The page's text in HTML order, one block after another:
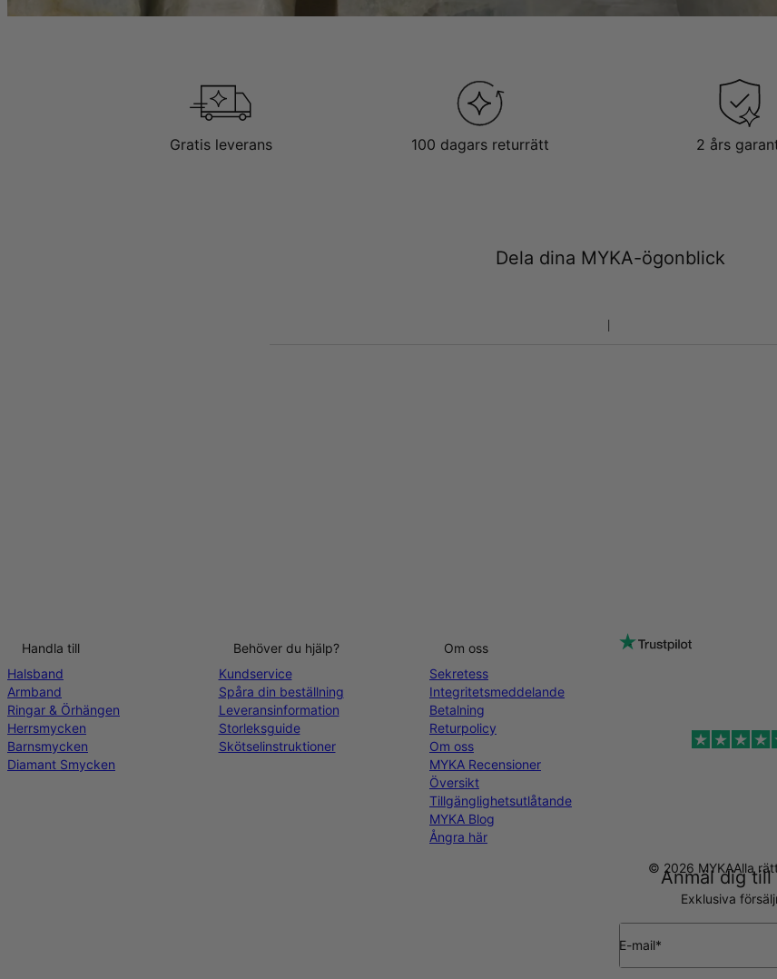
Gratis leverans 100 dagars returrätt 2 års
Dela dina MYKA-ögonblick
Anmäl dig
Exklusiva
E-mail*
Handla till
Halsband
Armband
Ringar & Örhängen
Herrsmycken
Barnsmycken
Diamant Smycken
Behöver du hjälp?
Kundservice
Spåra din beställning
Leveransinformation
Storleksguide
Skötselinstruktioner
Om oss
Sekretess
Integritetsmeddelande
Betalning
Returpolicy
Om oss
MYKA Recensioner
Översikt
Tillgänglighetsutlåtande
MYKA Blog
Ångra här
© 2026 MYKAAlla